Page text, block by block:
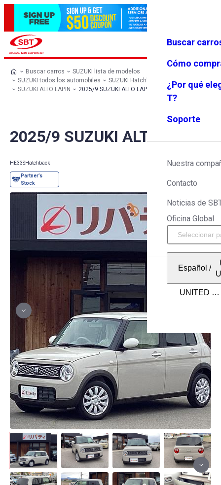
Favoritos Menú
Buscar
Cómo
¿Por qué
T?
Soporte
Nuestra
Contacto
Noticias de
Oficina Global
Español /
Buscar carros
SUZUKI lista de modelos
SUZUKI todos los automobiles
SUZUKI Hatchback
SUZUKI ALTO LAPIN
2025/9 SUZUKI ALTO LAPIN
2025/9 SUZUKI ALTO LAPIN
HE33SHatchback